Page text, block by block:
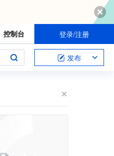
控制台 登录/注册
发布